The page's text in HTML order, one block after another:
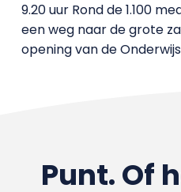
9.20 uur Rond de 1.100
een weg naar de grote
opening van de
Punt. Of